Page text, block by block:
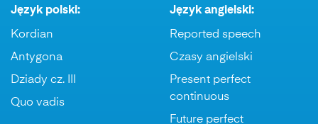
Język polski:
Kordian
Antygona
Dziady cz. III
Quo vadis
Język angielski:
Reported speech
Czasy angielski
Present perfect
continuous
Future perfect